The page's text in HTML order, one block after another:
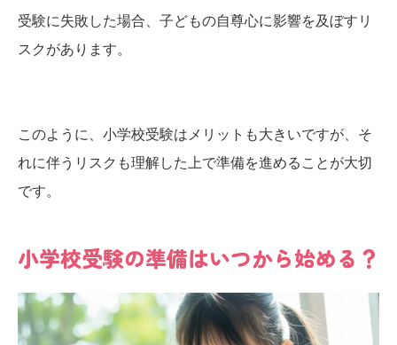
受験に失敗した場合、子どもの自尊心に影響を及ぼすリ
スクがあります。
このように、小学校受験はメリットも大きいですが、そ
れに伴うリスクも理解した上で準備を進めることが大切
です。
小学校受験の準備はいつから始める？